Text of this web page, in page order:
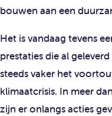
bouwen aan een
Het is vandaag tevens
prestaties die al
steeds vaker het
klimaatcrisis. In meer
zijn er onlangs acties